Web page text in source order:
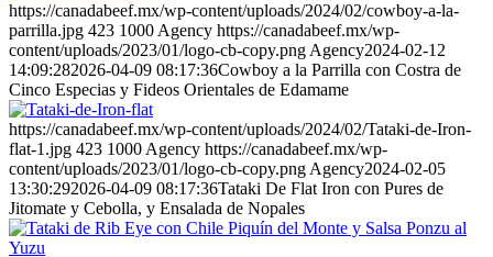
https://canadabeef.mx/wp-content/uploads/2024/02/cowboy-a-la-
parrilla.jpg 423 1000 Agency https://canadabeef.mx/wp-
content/uploads/2023/01/logo-cb-copy.png Agency2024-02-12
14:09:282026-04-09 08:17:36Cowboy a la Parrilla con Costra de
Cinco Especias y Fideos Orientales de Edamame
https://canadabeef.mx/wp-content/uploads/2024/02/Tataki-de-Iron-
flat-1.jpg 423 1000 Agency https://canadabeef.mx/wp-
content/uploads/2023/01/logo-cb-copy.png Agency2024-02-05
13:30:292026-04-09 08:17:36Tataki De Flat Iron con Pures de
Jitomate y Cebolla, y Ensalada de Nopales